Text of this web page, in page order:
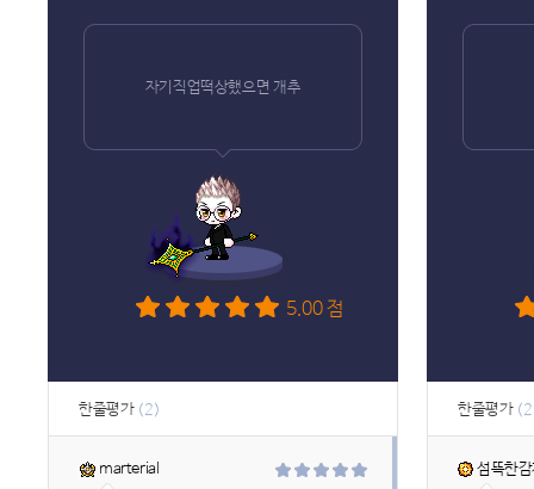
자기직업떡상했으면 개추
5.00 점
한줄평가 (2)
marterial
한줄평가
섬뜩한